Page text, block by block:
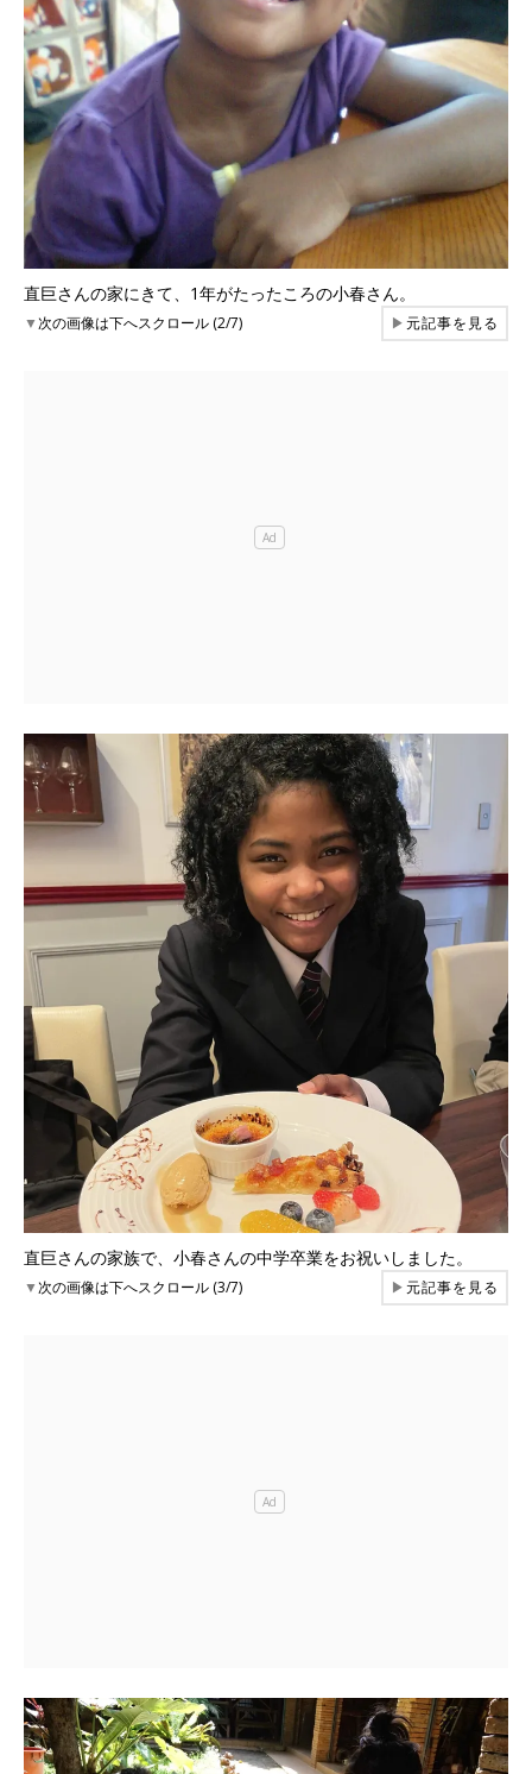
直巨さんの家にきて、1年がたったころの小春さん。
▼次の画像は下へスクロール (2/7) ▶元記事を見る
直巨さんの家族で、小春さんの中学卒業をお祝いしました。
▼次の画像は下へスクロール (3/7) ▶元記事を見る